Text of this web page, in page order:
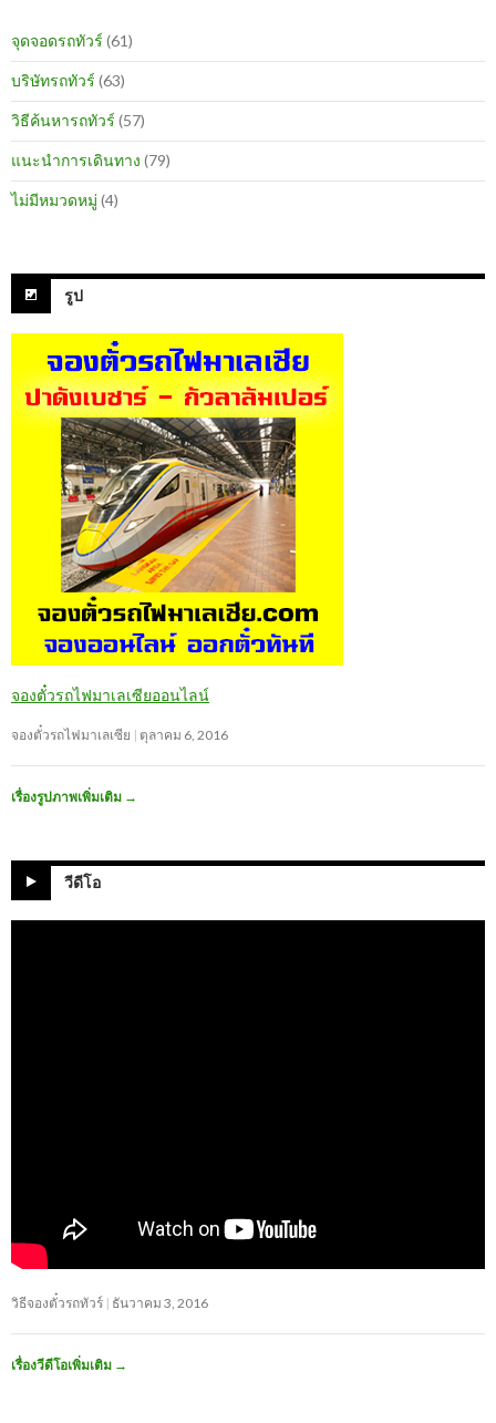
จุดจอดรถทัวร์ (61)
บริษัทรถทัวร์ (63)
วิธีค้นหารถทัวร์ (57)
แนะนำการเดินทาง (79)
ไม่มีหมวดหมู่ (4)
รูป
จองตั๋วรถไฟมาเลเซียออนไลน์
จองตั๋วรถไฟมาเลเซีย ตุลาคม 6, 2016
เรื่องรูปภาพเพิ่มเติม →
วีดีโอ
วิธีจองตั๋วรถทัวร์ ธันวาคม 3, 2016
เรื่องวีดีโอเพิ่มเติม →